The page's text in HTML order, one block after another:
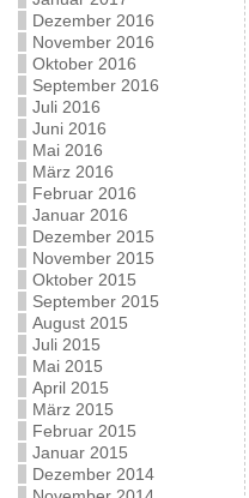
Dezember 2016
November 2016
Oktober 2016
September 2016
Juli 2016
Juni 2016
Mai 2016
März 2016
Februar 2016
Januar 2016
Dezember 2015
November 2015
Oktober 2015
September 2015
August 2015
Juli 2015
Mai 2015
April 2015
März 2015
Februar 2015
Januar 2015
Dezember 2014